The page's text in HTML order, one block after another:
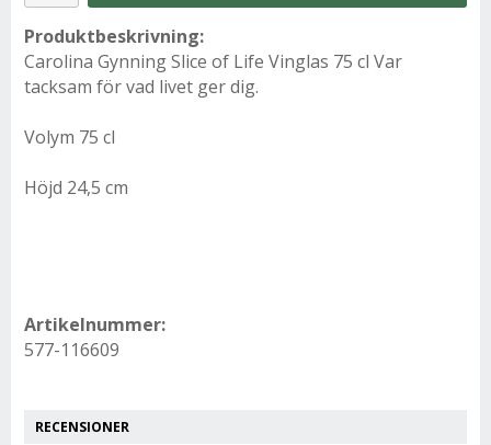
Produktbeskrivning:
Carolina Gynning Slice of Life Vinglas 75 cl Var
tacksam för vad livet ger dig.
Volym 75 cl
Höjd 24,5 cm
Artikelnummer:
577-116609
RECENSIONER